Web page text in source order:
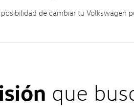
de cambiar tu Volkswagen
que